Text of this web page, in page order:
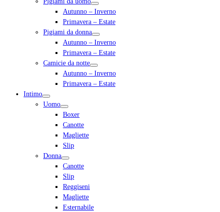
Autunno – Inverno
Primavera – Estate
Pigiami da donna
Autunno – Inverno
Primavera – Estate
Camicie da notte
Autunno – Inverno
Primavera – Estate
Intimo
Uomo
Boxer
Canotte
Magliette
Slip
Donna
Canotte
Slip
Reggiseni
Magliette
Esternabile